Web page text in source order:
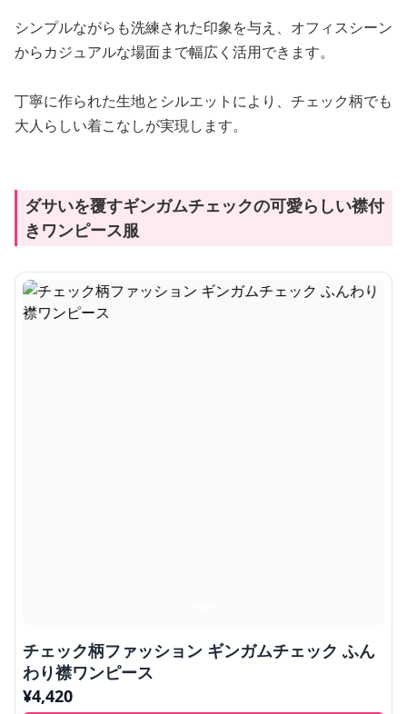
シンプルながらも洗練された印象を与え、オフィスシーン
からカジュアルな場面まで幅広く活用できます。
丁寧に作られた生地とシルエットにより、チェック柄でも
大人らしい着こなしが実現します。
ダサいを覆すギンガムチェックの可愛らしい襟付
きワンピース服
チェック柄ファッション ギンガムチェック ふん
わり襟ワンピース
¥4,420